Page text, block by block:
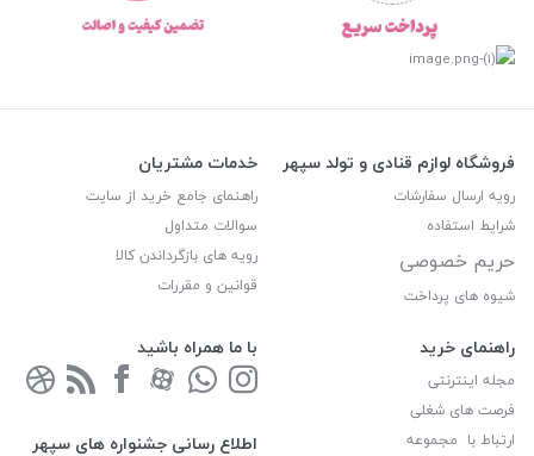
فروشگاه لوازم قنادی و تولد سپهر
رویه ارسال سفارشات
شرایط استفاده
حریم خصوصی
شیوه های پرداخت
خدمات مشتریان
راهنمای جامع خرید از سایت
سوالات متداول
رویه های بازگرداندن کالا
قوانین و مقررات
راهنمای خرید
مجله اینترنتی
فرصت های شغلی
ارتباط با مجموعه
با ما همراه باشید
اطلاع رسانی جشنواره های سپهر